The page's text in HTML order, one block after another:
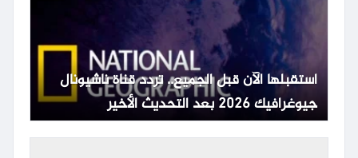
استقبلها الآن قبل الجميع.. تردد قناة ناشيونال
جيوغرافيك 2026 بعد التحديث الأخير